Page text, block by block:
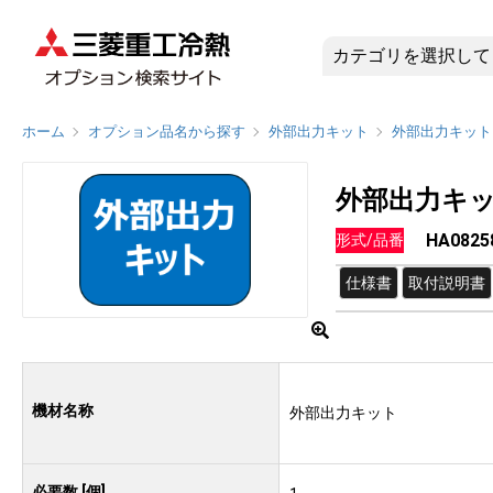
ホーム オプション品名から探す 外部出力キット 外部出力キット
外部出力キ
形式/品番
仕様書 取付説明書
機材名称 外部出力キット